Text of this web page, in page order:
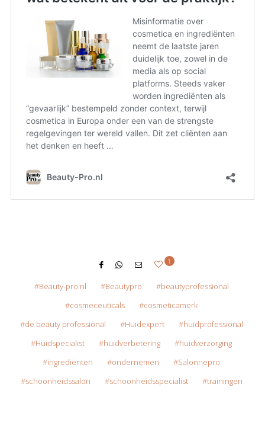
1
Beauty-pro.nl Beautypro
beautyprofessional
cosmeceuticals
cosmeticamerk
de beauty professional
Huidexpert
huidprofessional
Huidspecialist
huidverbetering
huidverzorging
ingrediënten
ondernemen
Salonnepro
schoonheidssalon
schoonheidsspecialist trainingen